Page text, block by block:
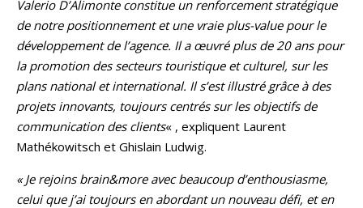
Valerio D’Alimonte constitue un renforcement stratégique
de notre positionnement et une vraie plus-value pour le
développement de l’agence. Il a œuvré plus de 20 ans pour
la promotion des secteurs touristique et culturel, sur les
plans national et international. Il s’est illustré grâce à des
projets innovants, toujours centrés sur les objectifs de
communication des clients« , expliquent Laurent
Mathékowitsch et Ghislain Ludwig.
« Je rejoins brain&more avec beaucoup d’enthousiasme,
celui que j’ai toujours en abordant un nouveau défi, et en